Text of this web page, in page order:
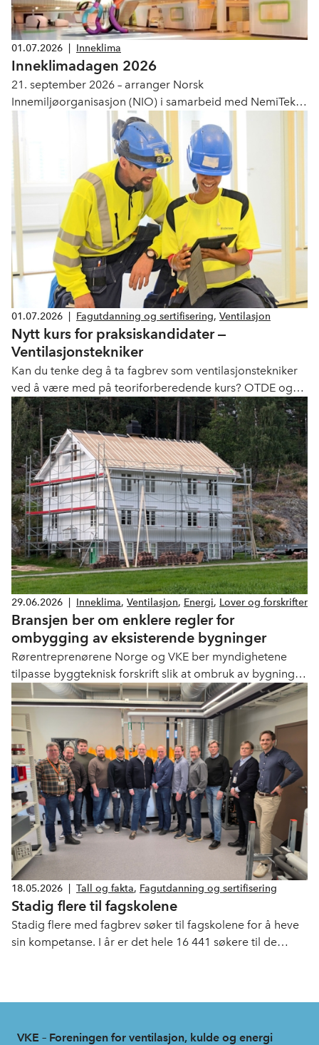
01.07.2026 Inneklima
Inneklimadagen 2026
21. september 2026 – arranger Norsk
Innemiljøorganisasjon (NIO) i samarbeid med NemiTek
én hel dag viet til kunnskap, forskning og praksis innen
inneklima, og en markering av 25 år med NIO.
01.07.2026 Fagutdanning og sertifisering, Ventilasjon
Nytt kurs for praksiskandidater ‒
Ventilasjonstekniker
Kan du tenke deg å ta fagbrev som ventilasjonstekniker
ved å være med på teoriforberedende kurs? OTDE og
VKE setter nå opp et nytt kurs til høsten.
29.06.2026 Inneklima, Ventilasjon, Energi, Lover og forskrifter
Bransjen ber om enklere regler for
ombygging av eksisterende bygninger
Rørentreprenørene Norge og VKE ber myndighetene
tilpasse byggteknisk forskrift slik at ombruk av bygninger
faktisk blir gjennomførbart.
18.05.2026 Tall og fakta, Fagutdanning og sertifisering
Stadig flere til fagskolene
Stadig flere med fagbrev søker til fagskolene for å heve
sin kompetanse. I år er det hele 16 441 søkere til de
VKE – Foreningen for ventilasjon, kulde og energi